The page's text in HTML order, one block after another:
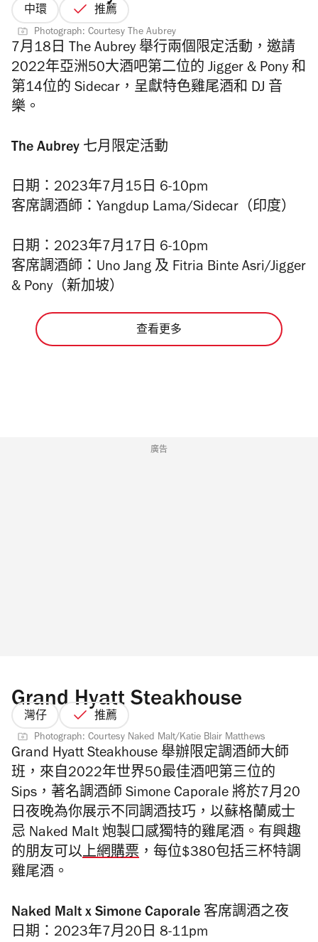
中環 推薦
Photograph: Courtesy The Aubrey
7月18日 The Aubrey 舉行兩個限定活動，邀請
2022年亞洲50大酒吧第二位的 Jigger & Pony 和
第14位的 Sidecar，呈獻特色雞尾酒和 DJ 音
樂。
The Aubrey 七月限定活動
日期：2023年7月15日 6-10pm
客席調酒師：Yangdup Lama/Sidecar（印度）
日期：2023年7月17日 6-10pm
客席調酒師：Uno Jang 及 Fitria Binte Asri/Jigger
& Pony（新加坡）
查看更多
廣告
Grand Hyatt Steakhouse
灣仔 推薦
Photograph: Courtesy Naked Malt/Katie Blair Matthews
Grand Hyatt Steakhouse 舉辦限定調酒師大師
班，來自2022年世界50最佳酒吧第三位的
Sips，著名調酒師 Simone Caporale 將於7月20
日夜晚為你展示不同調酒技巧，以蘇格蘭威士
忌 Naked Malt 炮製口感獨特的雞尾酒。有興趣
的朋友可以上網購票 ，每位$380包括三杯特調
雞尾酒。
Naked Malt x Simone Caporale 客席調酒之夜
日期：2023年7月20日 8-11pm